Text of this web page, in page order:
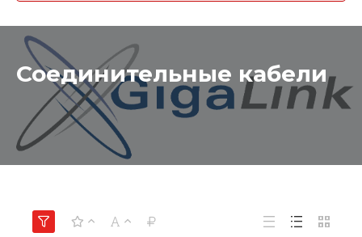
Соединительные кабели